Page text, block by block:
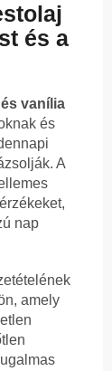
és a
vanília
és
A
nap
amely